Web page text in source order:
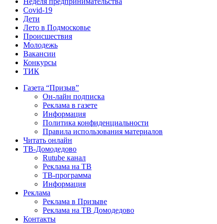
Covid-19
Дети
Лето в Подмосковье
Происшествия
Молодежь
Вакансии
Конкурсы
ТИК
Газета “Призыв”
Он-лайн подписка
Реклама в газете
Информация
Политика конфиденциальности
Правила использования материалов
Читать онлайн
ТВ-Домодедово
Rutube канал
Реклама на ТВ
ТВ-программа
Информация
Реклама
Реклама в Призыве
Реклама на ТВ Домодедово
Контакты